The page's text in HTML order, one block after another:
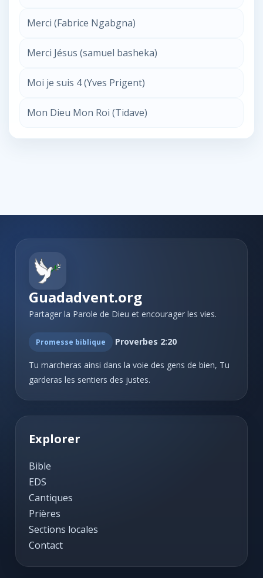
Merci (Fabrice Ngabgna)
Merci Jésus (samuel basheka)
Moi je suis 4 (Yves Prigent)
Mon Dieu Mon Roi (Tidave)
Guadadvent.org
Partager la Parole de Dieu et encourager les vies.
Promesse biblique Proverbes 2:20
Tu marcheras ainsi dans la voie des gens de bien, Tu
garderas les sentiers des justes.
Explorer
Bible
EDS
Cantiques
Prières
Sections locales
Contact